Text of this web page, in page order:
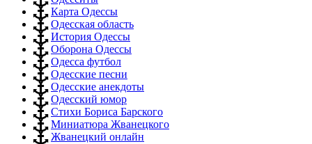
Карта Одессы
Одесская область
История Одессы
Оборона Одессы
Одесса футбол
Одесские песни
Одесские анекдоты
Одесский юмор
Стихи Бориса Барского
Миниатюра Жванецкого
Жванецкий онлайн